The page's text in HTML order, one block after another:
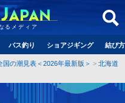
るメディア
バス釣り ショアジギング 結び
国の潮見表＜2026年最新版＞
北海道